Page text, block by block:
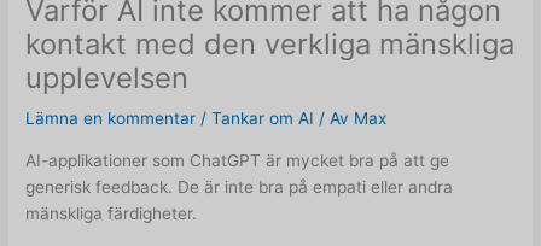
Varför AI inte kommer att ha någon
kontakt med den verkliga mänskliga
upplevelsen
Lämna en kommentar /Tankar om AI / Av Max
AI-applikationer som ChatGPT är mycket bra på att ge
generisk feedback. De är inte bra på empati eller andra
mänskliga färdigheter.